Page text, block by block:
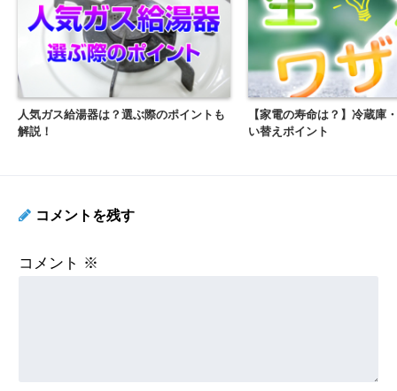
【４つのご要望に対応】
1ヶ月の使用量と請求金額をご入力し、「診断する」ボタン
を押してください。
人気ガス給湯器は？選ぶ際のポイントも
解説！
【家電の寿命は？】冷蔵庫
い替えポイント
コメントを残す
コメント ※